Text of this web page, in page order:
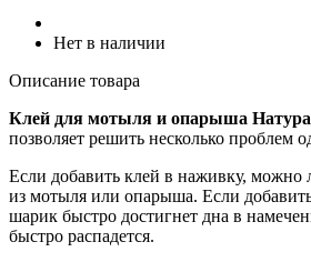
Нет в наличии
Описание товара
Клей для мотыля и опарыша
позволяет решить несколько проблем
Если добавить клей в наживку, можно
из мотыля или опарыша. Если
шарик быстро достигнет дна в
быстро распадется.